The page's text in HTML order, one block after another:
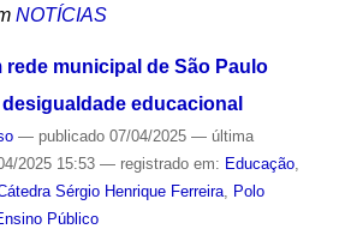
NOTÍCIAS
rede municipal de São Paulo
educacional
— publicado07/04/2025 — última
2025 15:53 — registrado em: Educação,
Sérgio Henrique Ferreira, Polo
Público